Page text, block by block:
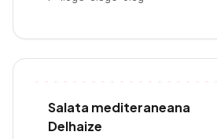
Salata mediteraneana
Delhaize